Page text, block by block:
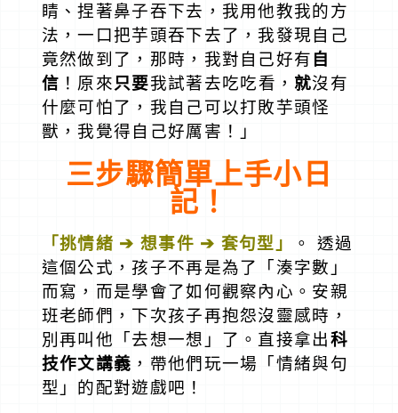
睛、捏著鼻子吞下去，我用他教我的方
法，一口把芋頭吞下去了，我發現自己
竟然做到了，那時，我對自己好有 自
信 ！原來 只要我試著去吃吃看， 就沒有
什麼可怕了，我自己可以打敗芋頭怪
獸，我覺得自己好厲害！」
三步驟簡單上手小日
記 ！
「挑情緒 ➔ 想事件 ➔ 套句型」
。 透過
這個公式，孩子不再是為了「湊字數」
而寫，而是學會了如何觀察內心。 安親
班老師們，下次孩子再抱怨沒靈感時，
別再叫他「去想一想」了。直接拿出科
技作文講義 ，帶他們玩一場「情緒與句
型」的配對遊戲吧！